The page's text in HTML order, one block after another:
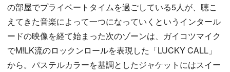
の部屋でプライベートタイムを過ごしている5人が、聴こ
えてきた音楽によって一つになっていくというインタール
ードの映像を経て始まった次のゾーンは、ガイコツマイク
でM!LK流のロックンロールを表現した「LUCKY CALL」
から。パステルカラーを基調としたジャケットにはスイー